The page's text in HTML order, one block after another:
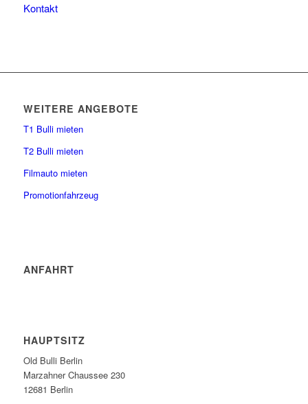
Kontakt
WEITERE ANGEBOTE
T1 Bulli mieten
T2 Bulli mieten
Filmauto mieten
Promotionfahrzeug
ANFAHRT
HAUPTSITZ
Old Bulli Berlin
Marzahner Chaussee 230
12681 Berlin